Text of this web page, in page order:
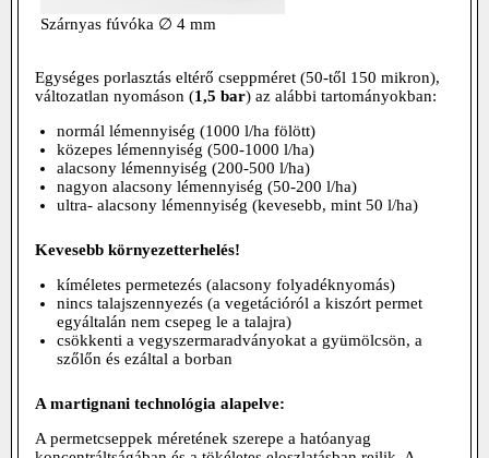
Szárnyas fúvóka ∅ 4 mm
Egységes porlasztás eltérő cseppméret (50-től 150 mikron),
változatlan nyomáson (1,5 bar) az alábbi tartományokban:
normál lémennyiség (1000 l/ha fölött)
közepes lémennyiség (500-1000 l/ha)
alacsony lémennyiség (200-500 l/ha)
nagyon alacsony lémennyiség (50-200 l/ha)
ultra- alacsony lémennyiség (kevesebb, mint 50 l/ha)
Kevesebb környezetterhelés!
kíméletes permetezés (alacsony folyadéknyomás)
nincs talajszennyezés (a vegetációról a kiszórt permet
egyáltalán nem csepeg le a talajra)
csökkenti a vegyszermaradványokat a gyümölcsön, a
szőlőn és ezáltal a borban
A martignani technológia alapelve:
A permetcseppek méretének szerepe a hatóanyag